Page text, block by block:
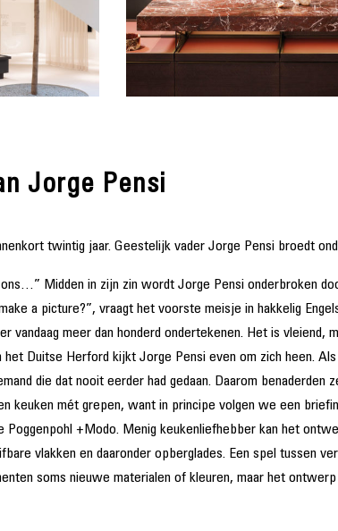
Jorge Pensi
twintig jaar. Geestelijk vader Jorge Pensi broedt
Midden in zijn zin wordt Jorge Pensi onderbroken
a picture?”, vraagt het voorste meisje in hakkelig
vandaag meer dan honderd ondertekenen. Het is vleiend,
Duitse Herford kijkt Jorge Pensi even om zich heen.
die dat nooit eerder had gedaan. Daarom
keuken mét grepen, want in principe volgen we een
Poggenpohl +Modo. Menig keukenliefhebber kan het
vlakken en daaronder opberglades. Een spel tussen
soms nieuwe materialen of kleuren, maar het